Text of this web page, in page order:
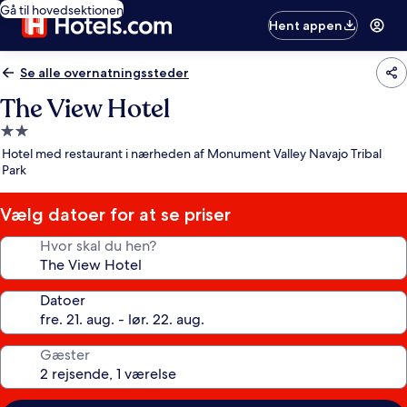
Gå til hovedsektionen
Hent appen
Se alle overnatningssteder
The View Hotel
2.0-
stjernet
overnatningssted
Hotel med restaurant i nærheden af Monument Valley Navajo Tribal
Park
Vælg datoer for at se priser
Hvor skal du hen?
Datoer
Gæster